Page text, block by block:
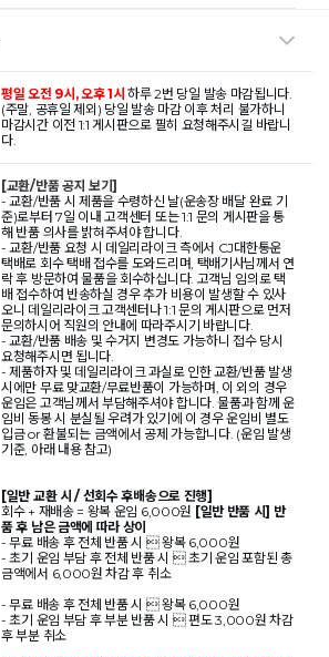
평일 오전 9시, 오후 1시하루 2번 당일 발송 마감됩니다.
(주말, 공휴일 제외) 당일 발송 마감 이후 처리 불가하니
마감시간 이전 1:1 게시판으로 필히 요청해주시길 바랍니
다.
[교환/반품 공지 보기]
- 교환/반품 시 제품을 수령하신 날(운송장 배달 완료 기
준)로부터 7일 이내 고객센터 또는 1:1 문의 게시판을 통
해 반품 의사를 밝혀주셔야 합니다.
- 교환/반품 요청 시 데일리라이크 측에서 CJ대한통운
택배로 회수 택배 접수를 도와드리며, 택배기사님께서 연
락 후 방문하여 물품을 회수하십니다. 고객님 임의로 택
배 접수하여 반송하실 경우 추가 비용이 발생할 수 있사
오니 데일리라이크 고객센터나 1:1 문의 게시판으로 먼저
문의하시어 직원의 안내에 따라주시기 바랍니다.
- 교환/반품 배송 및 수거지 변경도 가능하니 접수 당시
요청해주시면 됩니다.
- 제품하자 및 데일리라이크 과실로 인한 교환/반품 발생
시에만 무료 맞교환/무료반품이 가능하며, 이 외의 경우
운임은 고객님께서 부담해주셔야 합니다. 물품과 함께 운
임비 동봉 시 분실될 우려가 있기에 이 경우 운임비 별도
입금 or 환불되는 금액에서 공제 가능합니다. (운임 발생
기준, 아래 내용 참고)
[일반 교환 시 / 선회수 후배송으로 진행]
회수 + 재배송 = 왕복 운임 6,000원 [일반 반품 시] 반
품 후 남은 금액에 따라 상이
- 무료 배송 후 전체 반품 시  왕복 6,000원
- 초기 운임 부담 후 전체 반품 시  초기 운임 포함된 총
금액에서 6,000원 차감 후 취소
- 무료 배송 후 전체 반품 시  왕복 6,000원
- 초기 운임 부담 후 부분 반품 시  편도 3,000원 차감
후 부분 취소